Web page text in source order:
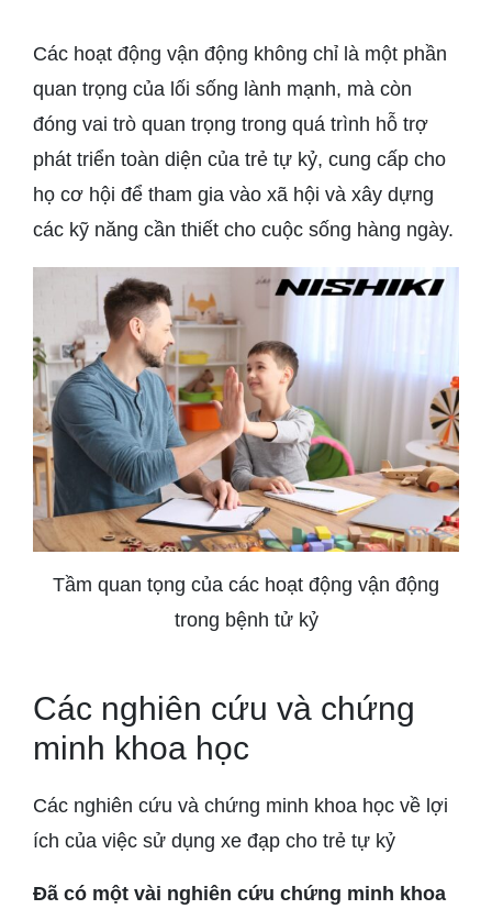
Các hoạt động vận động không chỉ là một phần
quan trọng của lối sống lành mạnh, mà còn
đóng vai trò quan trọng trong quá trình hỗ trợ
phát triển toàn diện của trẻ tự kỷ, cung cấp cho
họ cơ hội để tham gia vào xã hội và xây dựng
các kỹ năng cần thiết cho cuộc sống hàng ngày.
Tầm quan tọng của các hoạt động vận động
trong bệnh tử kỷ
Các nghiên cứu và chứng
minh khoa học
Các nghiên cứu và chứng minh khoa học về lợi
ích của việc sử dụng xe đạp cho trẻ tự kỷ
Đã có một vài nghiên cứu chứng minh khoa